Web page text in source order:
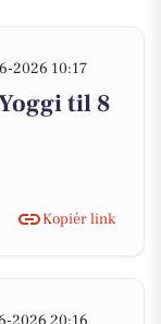
2026 10:17
til 8
Kopiér link